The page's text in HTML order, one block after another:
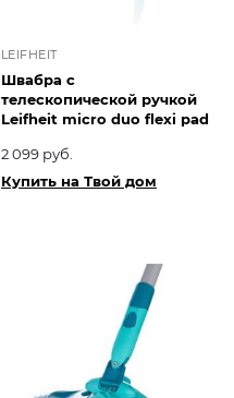
LEIFHEIT
Швабра с
телескопической ручкой
Leifheit micro duo flexi pad
2 099 руб.
Купить на Твой дом